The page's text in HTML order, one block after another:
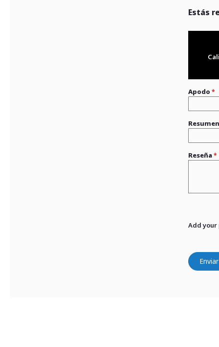
Estás
Apodo
Resumen
Reseña
Add your